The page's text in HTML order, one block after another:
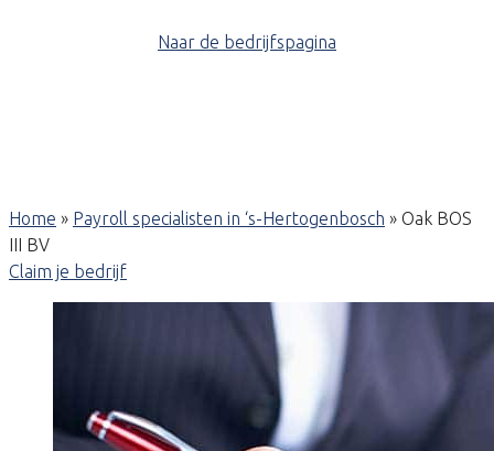
Naar de bedrijfspagina
Home » Payroll specialisten in ‘s-Hertogenbosch » Oak BOS
III BV
Claim je bedrijf